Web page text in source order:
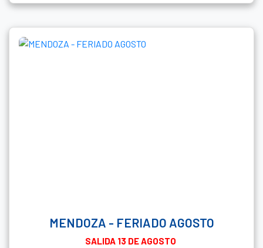
MENDOZA - FERIADO AGOSTO
SALIDA 13 DE AGOSTO